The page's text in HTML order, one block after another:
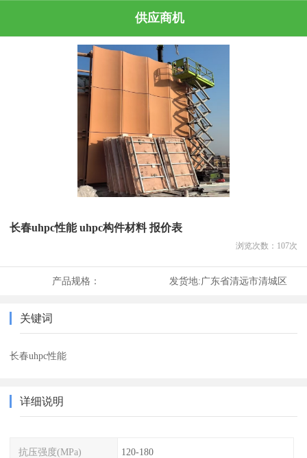
供应商机
长春uhpc性能 uhpc构件材料 报价表
浏览次数： 107次
产品规格： 发货地:广东省清远市清城区
关键词
长春uhpc性能
详细说明
抗压强度(MPa) 120-180